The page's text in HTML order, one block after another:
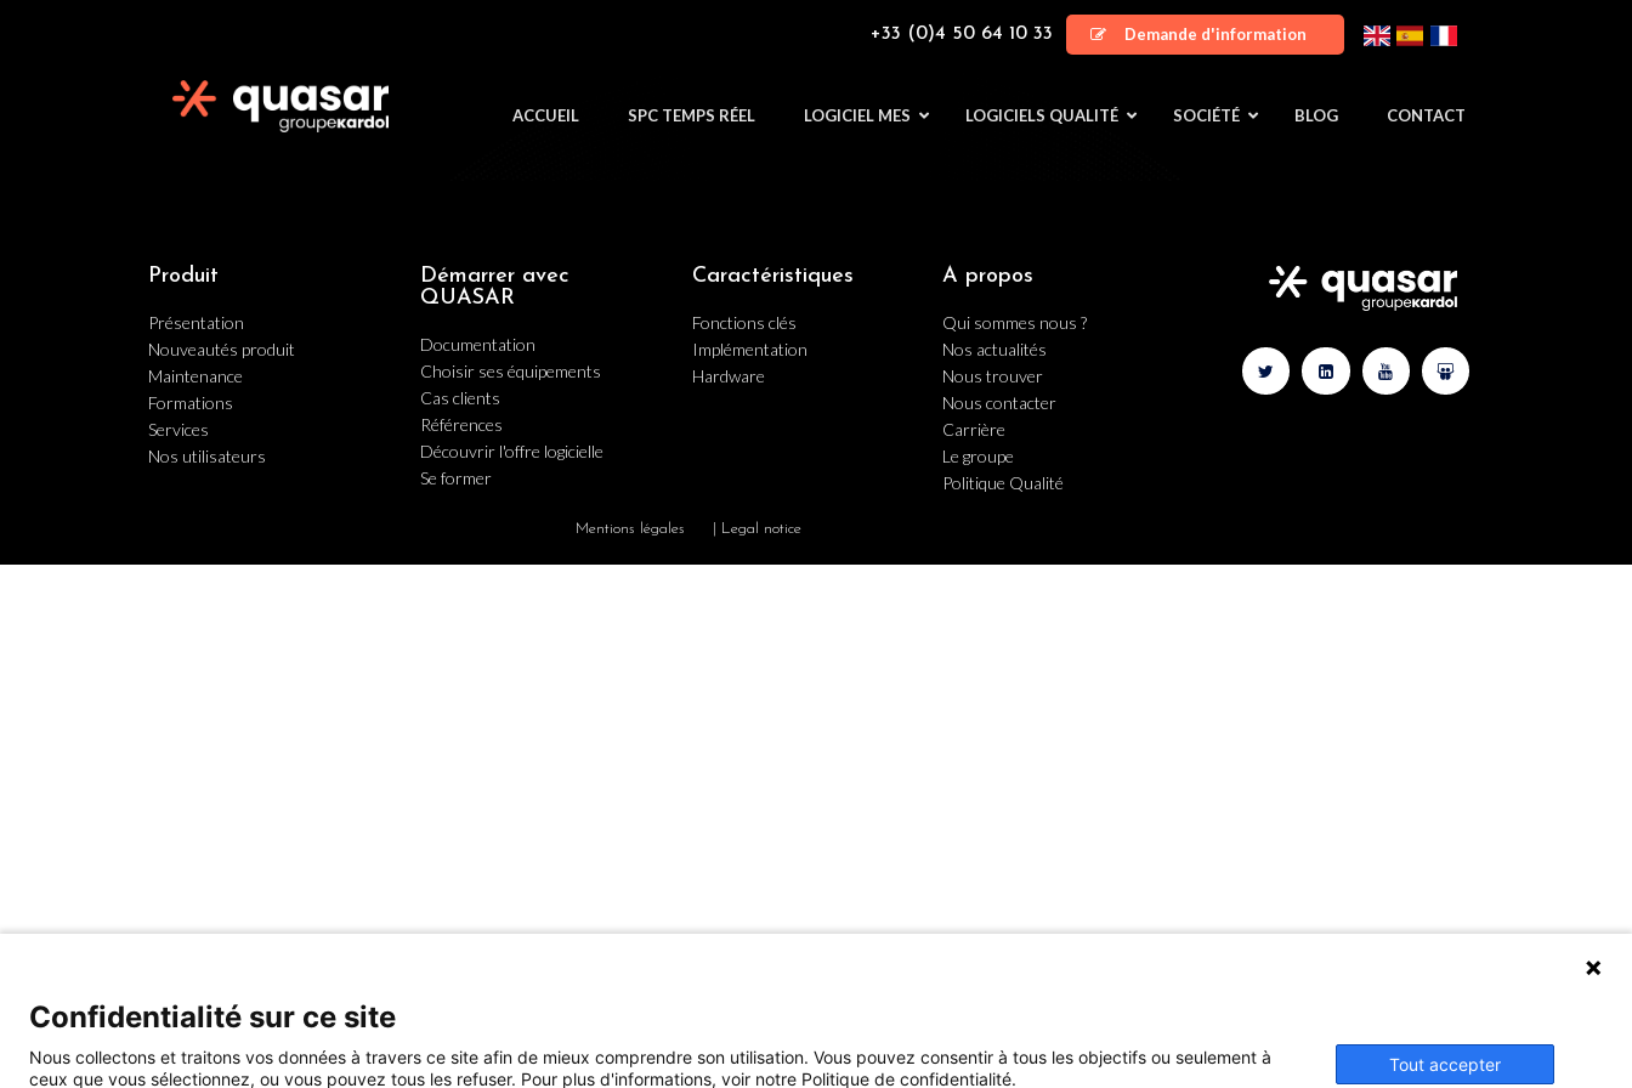
+33 (0)4 50 64 10 33 Demande d'information
ACCUEIL SPC TEMPS RÉEL LOGICIEL MES LOGICIELS QUALITÉ SOCIÉTÉ BLOG CONTACT
Produit
Présentation
Nouveautés produit
Maintenance
Formations
Services
Nos utilisateurs
Démarrer avec
QUASAR
Documentation
Choisir ses équipements
Cas clients
Références
Découvrir l'offre logicielle
Se former
Caractéristiques
Fonctions clés
Implémentation
Hardware
A propos
Qui sommes nous ?
Nos actualités
Nous trouver
Nous contacter
Carrière
Le groupe
Politique Qualité
Mentions légales | Legal notice
Confidentialité sur ce site
Nous collectons et traitons vos données à travers ce site afin de mieux comprendre son utilisation. Vous pouvez consentir à tous les objectifs ou seulement à
ceux que vous sélectionnez, ou vous pouvez tous les refuser. Pour plus d'informations, voir notre Politique de confidentialité.
Tout accepter